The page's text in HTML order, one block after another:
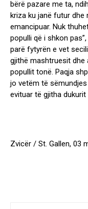
bërë pazare me ta,
kriza ku janë futur dhe
emancipuar. Nuk
populli që i shkon
parë fytyrën e vet
gjithë mashtruesit
popullit tonë. Paqja
jo vetëm të
evituar të gjitha
Zvicër / St. Gallen, 03